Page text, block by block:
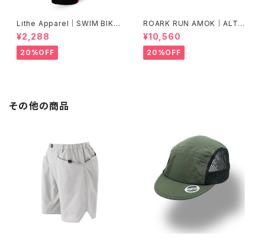
Lithe Apparel｜SWIM BIKE
RUN [COLOR]
¥2,288
20%OFF
ROARK RUN AMOK｜ALTA
5" Col.BLACK FJORD
¥10,560
20%OFF
その他の商品